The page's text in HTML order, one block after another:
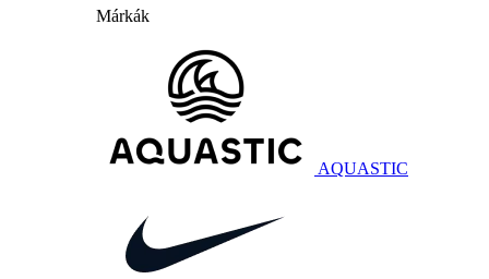
Márkák
AQUASTIC